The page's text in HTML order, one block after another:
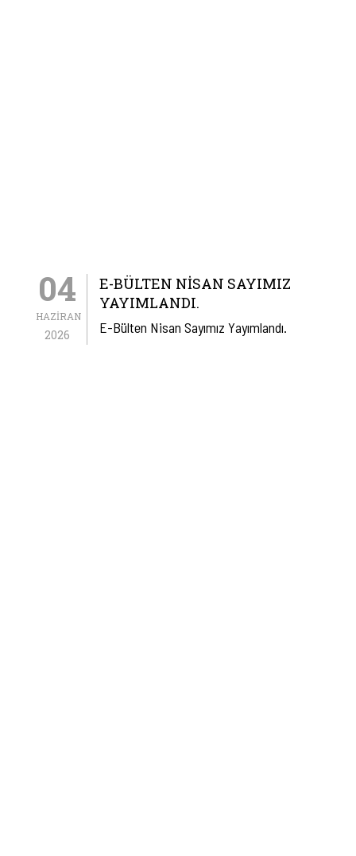
04
HAZIRAN
2026
E-BÜLTEN NISAN SAYIMIZ
YAYIMLANDI.
E-Bülten Nisan Sayımız Yayımlandı.